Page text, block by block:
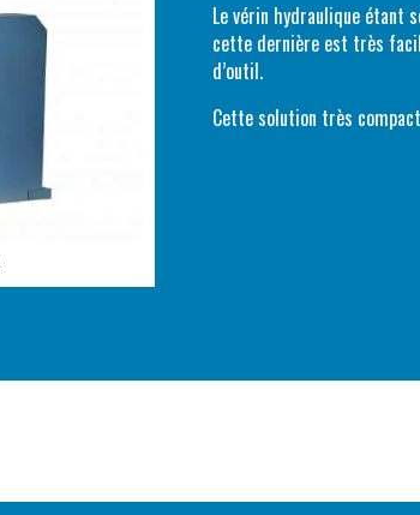
Le vérin hydraulique étant
cette dernière est très
d’outil.
Cette solution très